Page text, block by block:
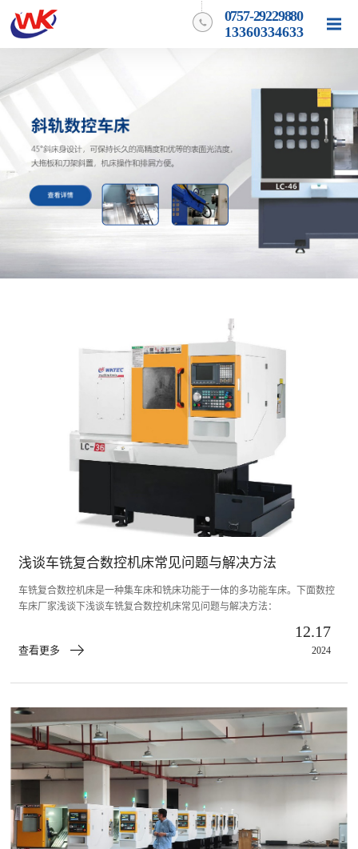
0757-29229880
13360334633
浅谈车铣复合数控机床常见问题与解决方法
车铣复合数控机床是一种集车床和铣床功能于一体的多功能车床。下面数控
车床厂家浅谈下浅谈车铣复合数控机床常见问题与解决方法：
查看更多
12.17
2024